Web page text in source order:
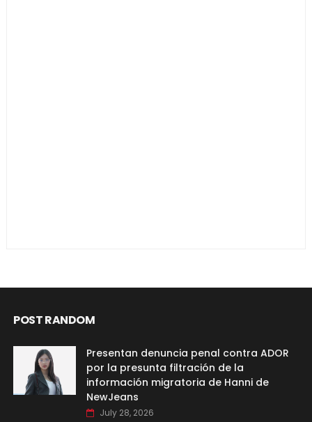
POST RANDOM
Presentan denuncia penal contra ADOR
por la presunta filtración de la
información migratoria de Hanni de
NewJeans
July 28, 2026